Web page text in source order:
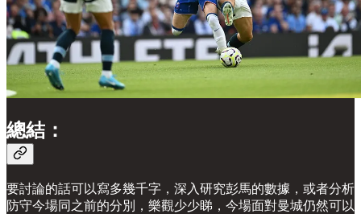
總結：
要討論的話可以寫多幾千字，深入研究彭馬的數據，或者分析
防守今場同之前的分別，樂觀少少睇，今場面對曼城仍然可以